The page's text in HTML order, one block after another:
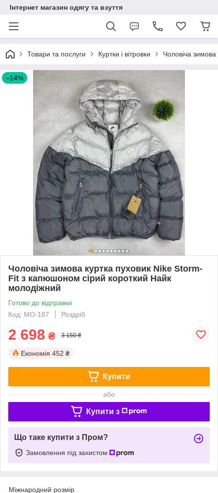
Інтернет магазин одягу та взуття
Товари та послуги Куртки і вітровки Чоловіча
–14%
Чоловіча зимова куртка пуховик Nike Storm-
Fit з капюшоном сірий короткий Найк
молодіжний
Готово до відправки
Код: MO-187
Роздріб
2 698 ₴ 3 150 ₴
Економія 452 ₴
Купити
або
Купити з
Що таке купити з Пром?
Замовлення під захистом
Міжнародний розмір